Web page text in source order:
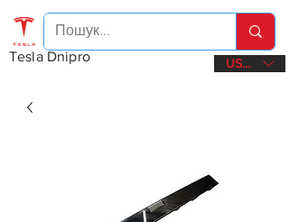
Tesla Dnipro USD ($)